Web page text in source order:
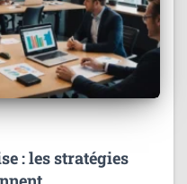
: les stratégies